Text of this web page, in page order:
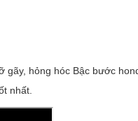
hỏng hóc Bậc bước
nhất.